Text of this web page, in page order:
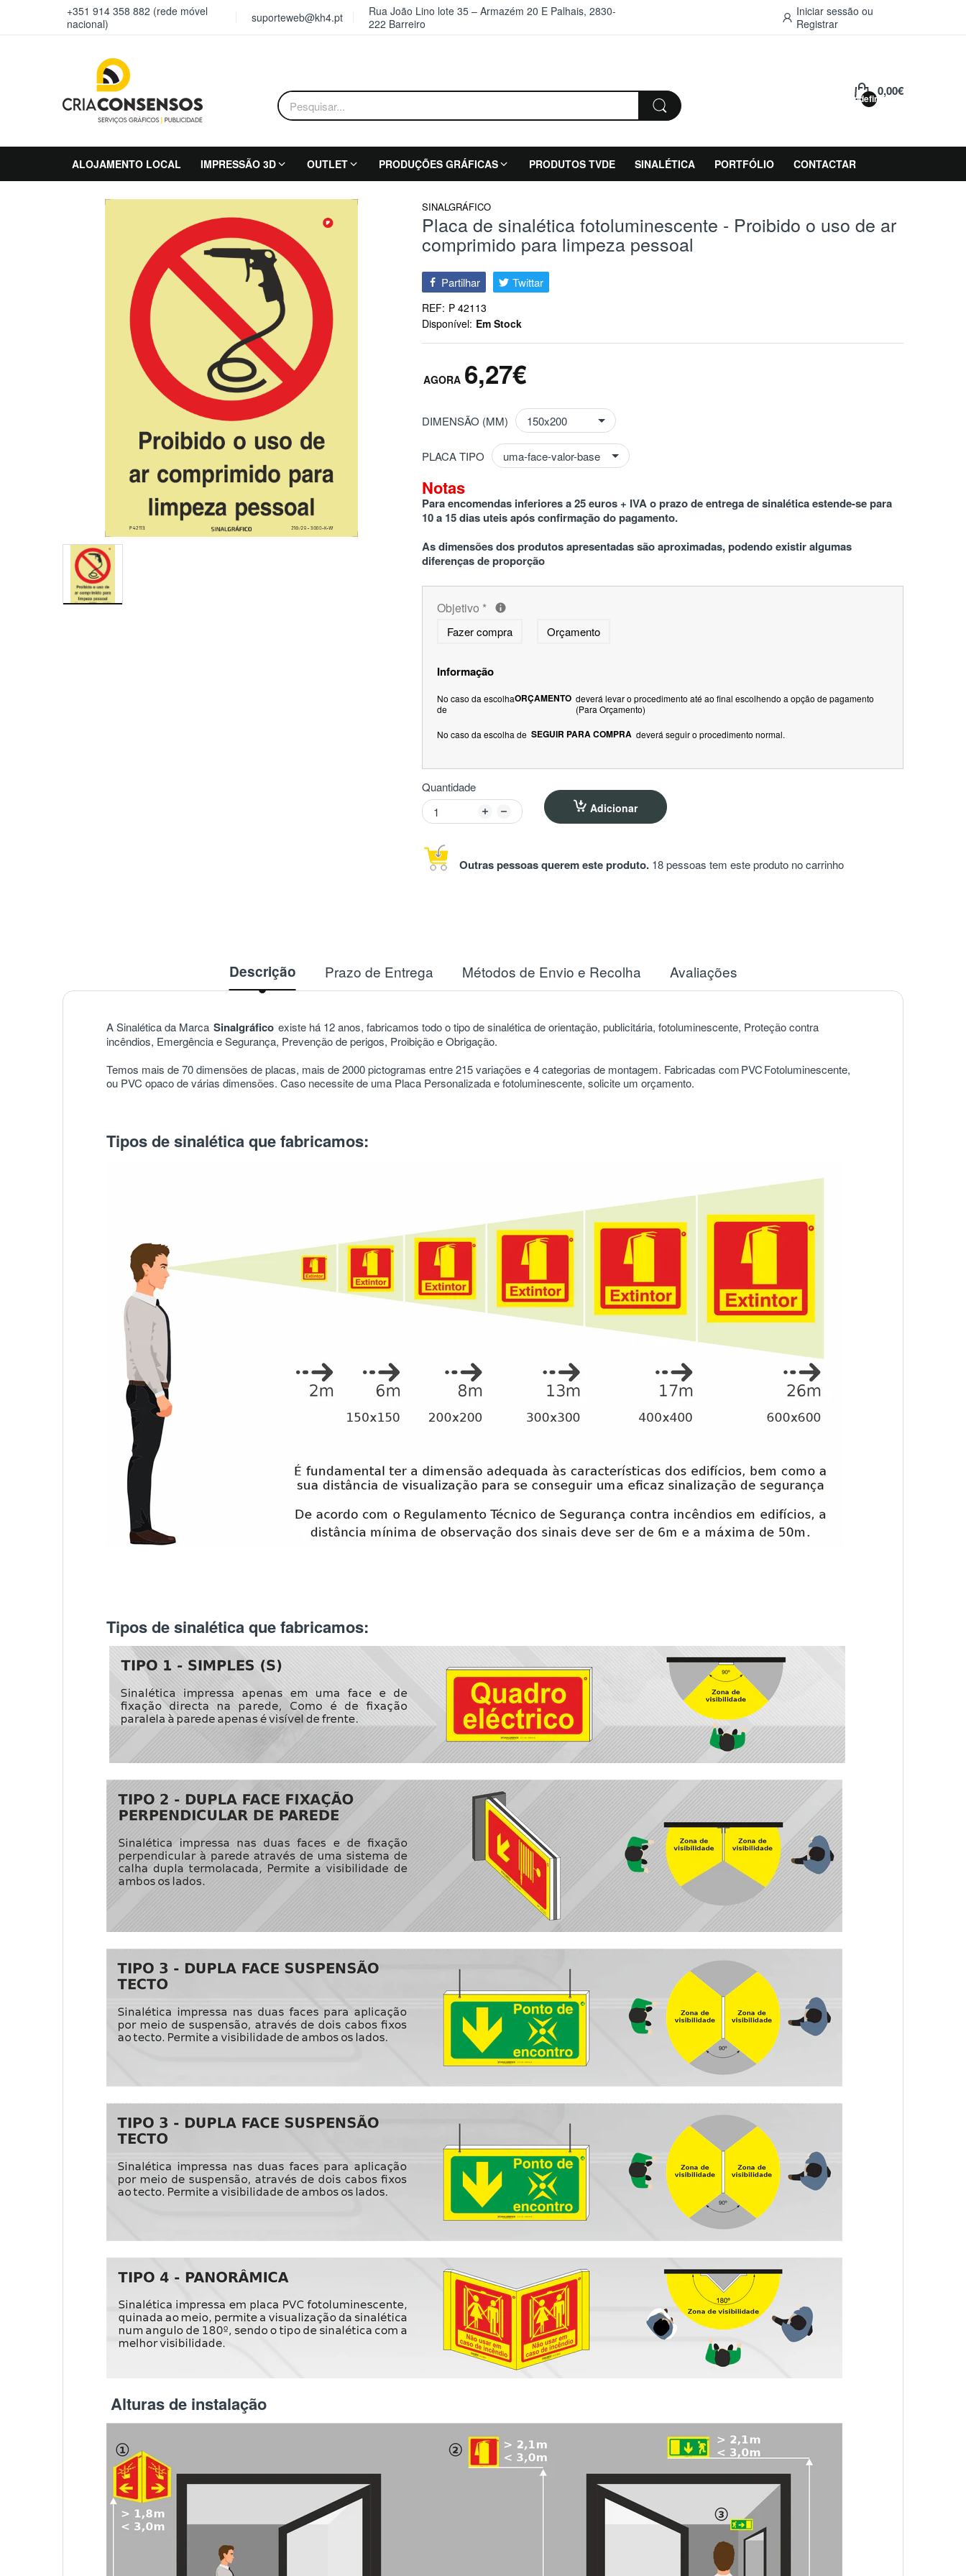
+351 914 358 882 (rede móvel
nacional)
suporteweb@kh4.pt
Rua João Lino lote 35 – Armazém 20 E Palhais, 2830-
222 Barreiro
Iniciar sessãoou
Registrar
undefined0,00€
ALOJAMENTO LOCAL IMPRESSÃO 3D OUTLET PRODUÇÕES GRÁFICAS PRODUTOS TVDE SINALÉTICA PORTFÓLIO CONTACTAR
SINALGRÁFICO
Placa de sinalética fotoluminescente - Proibido o uso de ar
comprimido para limpeza pessoal
Partilhar Twittar
REF: P 42113
Disponível: Em Stock
6,27€
DIMENSÃO (MM)
PLACA TIPO
Notas
Para encomendas inferiores a 25 euros + IVA o prazo de entrega de sinalética estende-se para
10 a 15 dias uteis após confirmação do pagamento.
As dimensões dos produtos apresentadas são aproximadas, podendo existir algumas
diferenças de proporção
Objetivo *
Fazer compra Orçamento
Informação
No caso da escolha
de
ORÇAMENTOdeverá levar o procedimento até ao final escolhendo a opção de pagamento
(Para Orçamento)
No caso da escolha de SEGUIR PARA COMPRA deverá seguir o procedimento normal.
Quantidade
Adicionar
Outras pessoas querem este produto. 18 pessoas tem este produto no carrinho
Descrição Prazo de Entrega Métodos de Envio e Recolha Avaliações
A Sinalética da Marca Sinalgráfico existe há 12 anos, fabricamos todo o tipo de sinalética de orientação, publicitária, fotoluminescente, Proteção contra
incêndios, Emergência e Segurança, Prevenção de perigos, Proibição e Obrigação.
Temos mais de 70 dimensões de placas, mais de 2000 pictogramas entre 215 variações e 4 categorias de montagem. Fabricadas comPVCFotoluminescente,
ou PVC opaco de várias dimensões. Caso necessite de uma Placa Personalizada e fotoluminescente, solicite um orçamento.
Tipos de sinalética que fabricamos:
Tipos de sinalética que fabricamos:
Alturas de instalação